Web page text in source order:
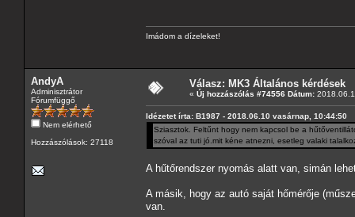
Imádom a dízeleket!
AndyA
Adminisztrátor
Fórumfüggő
Nem elérhető
Hozzászólások: 27118
Válasz: MK3 Általános kérdések
« Új hozzászólás #74556 Dátum:
Idézetet írta: B1987 - 2018.06.10 vasárnap, 10:44:50
Sziasztok. Feltűnt hogy nem kapcsol be a
szóval az tuti jó.mit kéne atnezni, esetleg valaki
A hűtőrendszer nyomás alatt van, simán
A másik, hogy az autó saját hőmérője
van.